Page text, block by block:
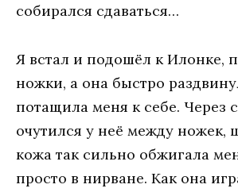
собирался сдаваться…
Я встал и подошёл к Илонке,
ножки, а она быстро
потащила меня к себе. Через
очутился у неё между ножек,
кожа так сильно обжигала
просто в нирване. Как она